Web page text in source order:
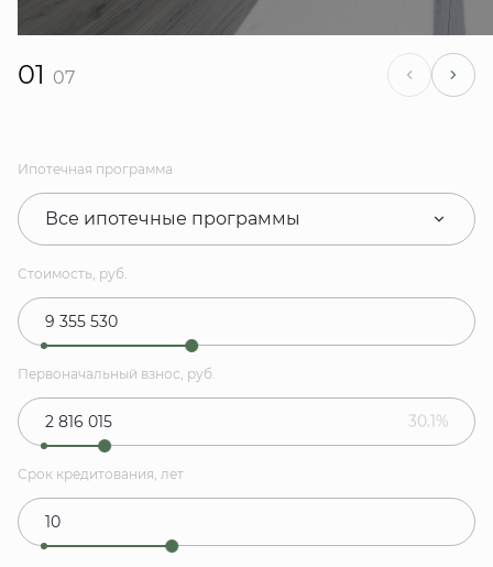
01 07
Ипотечная программа
Все ипотечные программы
Стоимость, руб.
Первоначальный взнос, руб.
30.1%
Срок кредитования, лет